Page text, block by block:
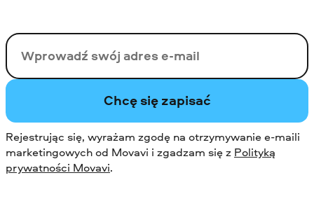
Twój email
Chcę się zapisać
Rejestrując się, wyrażam zgodę na otrzymywanie e-maili
marketingowych od Movavi i zgadzam się z Polityką
prywatności Movavi.